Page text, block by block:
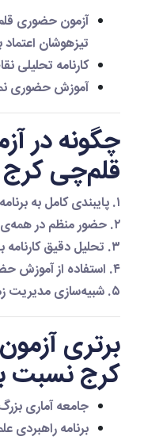
آزمون حضوری
تیزهوشان اعتماد
کارنامه تحلیلی
آموزش حضوری
چگونه در
قلم‌چی کرج
برنامه
برتری
کرج نسبت به
جامعه آماری بزرگ‌تر
برنامه راهبردی